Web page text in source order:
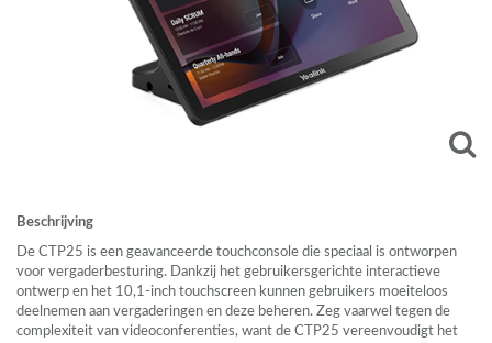
Beschrijving
De CTP25 is een geavanceerde touchconsole die speciaal is ontworpen
voor vergaderbesturing. Dankzij het gebruikersgerichte interactieve
ontwerp en het 10,1-inch touchscreen kunnen gebruikers moeiteloos
deelnemen aan vergaderingen en deze beheren. Zeg vaarwel tegen de
complexiteit van videoconferenties, want de CTP25 vereenvoudigt het